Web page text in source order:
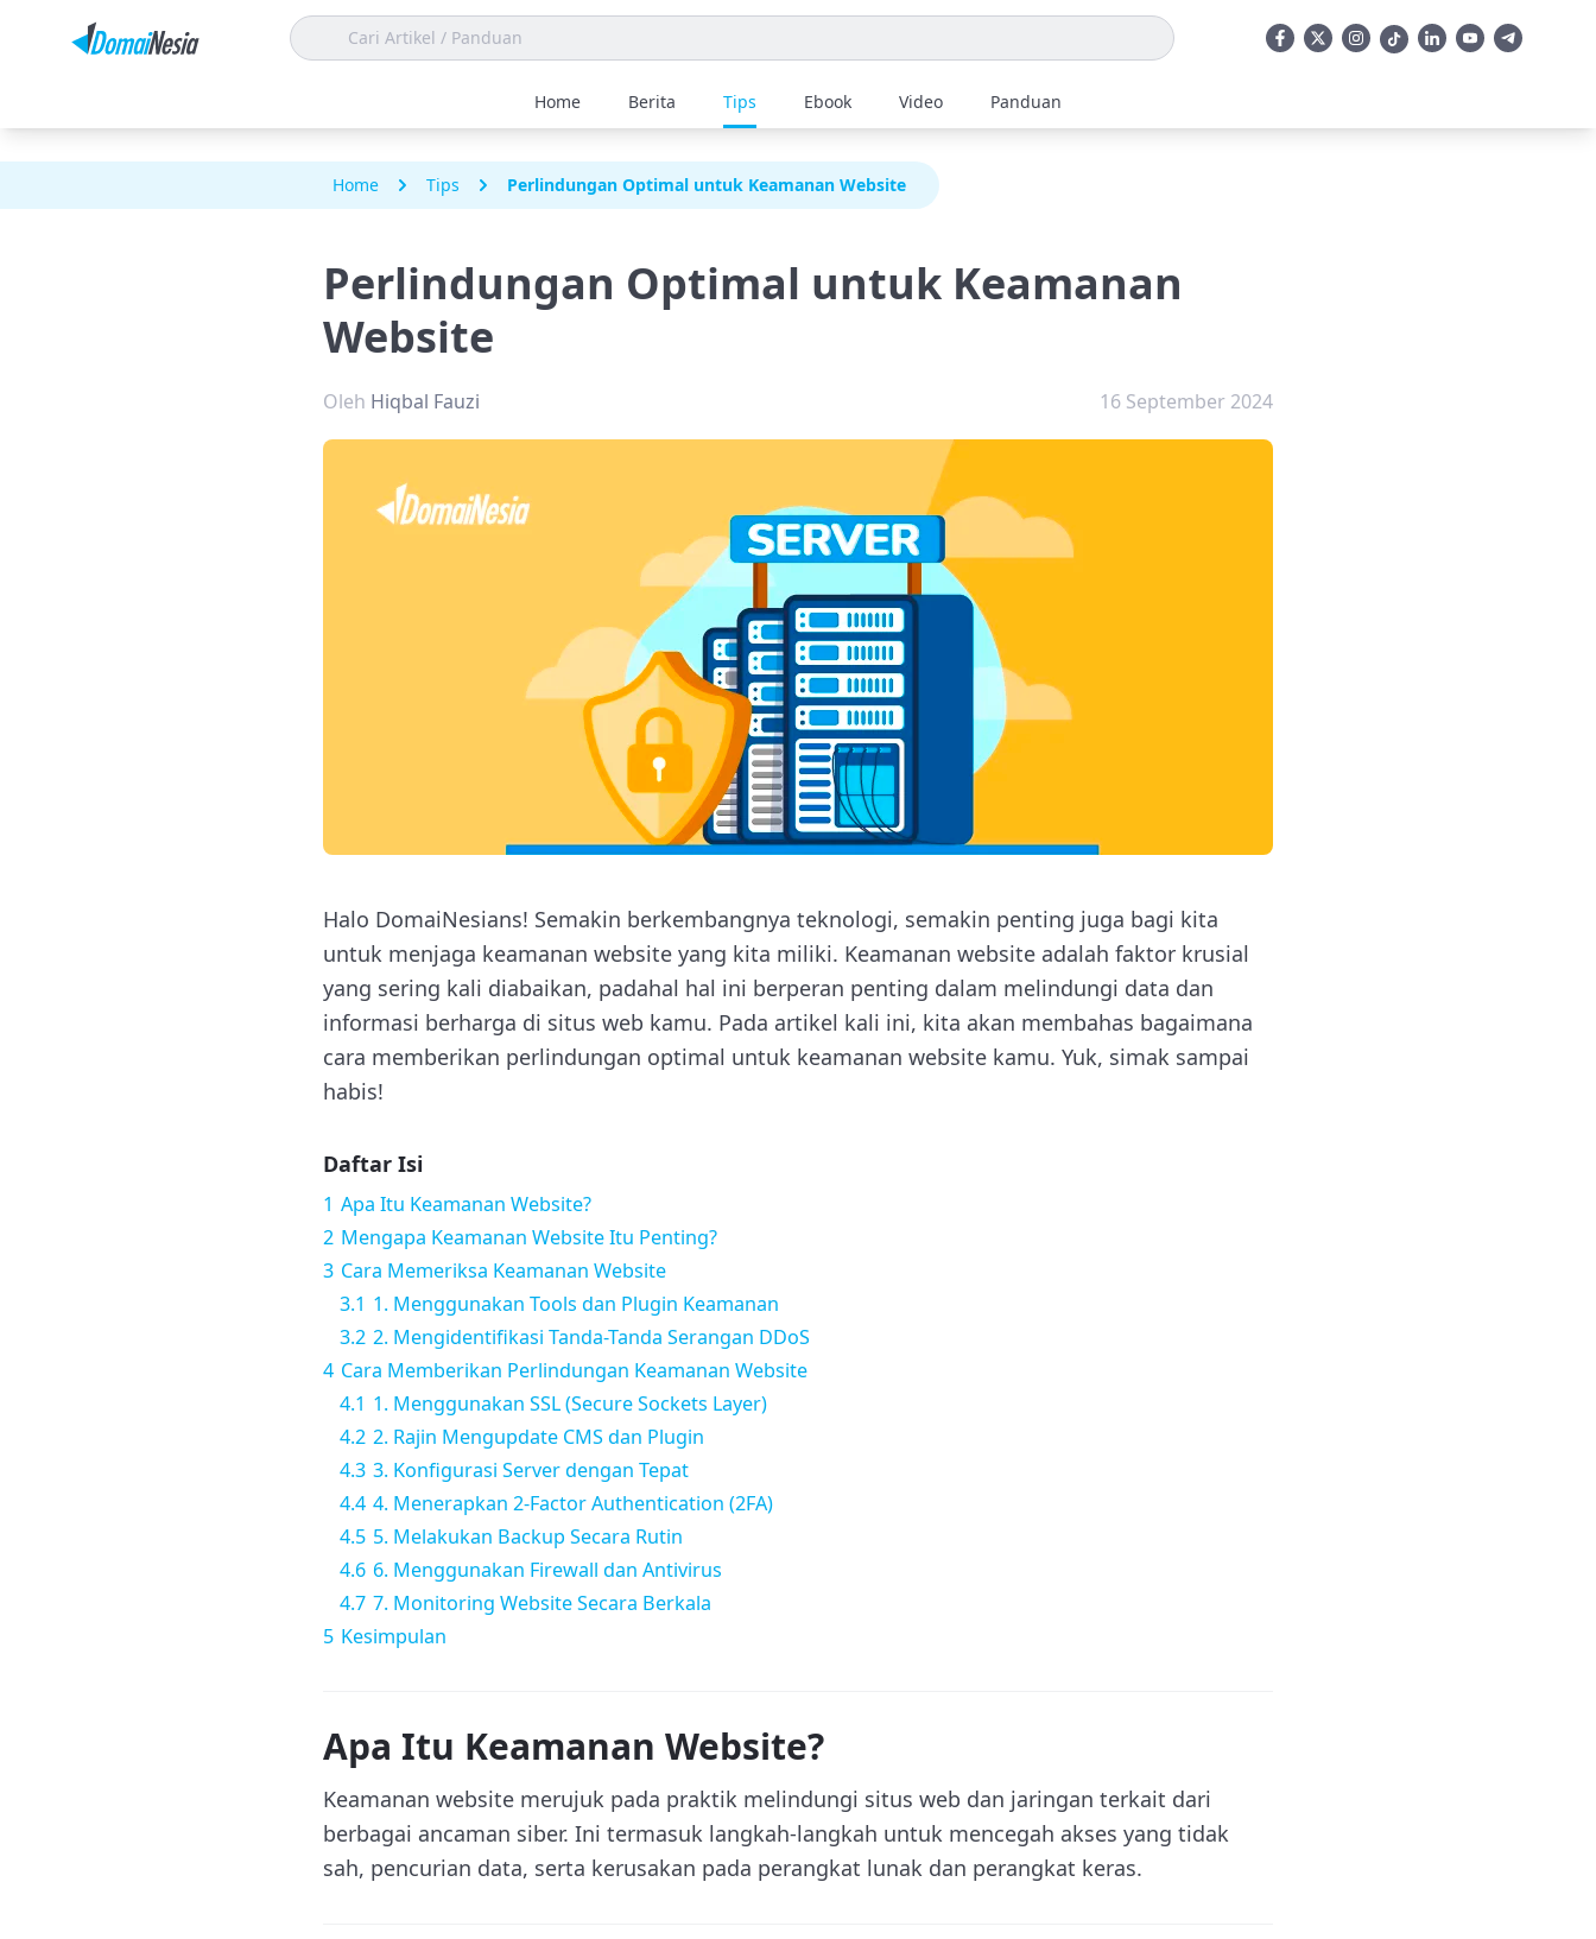
Home Berita Tips Ebook Video Panduan
Home Tips Perlindungan Optimal untuk Keamanan Website
Perlindungan Optimal untuk Keamanan
Website
Oleh Hiqbal Fauzi 16 September 2024
Halo DomaiNesians! Semakin berkembangnya teknologi, semakin penting juga bagi kita
untuk menjaga keamanan website yang kita miliki. Keamanan website adalah faktor krusial
yang sering kali diabaikan, padahal hal ini berperan penting dalam melindungi data dan
informasi berharga di situs web kamu. Pada artikel kali ini, kita akan membahas bagaimana
cara memberikan perlindungan optimal untuk keamanan website kamu. Yuk, simak sampai
habis!
Daftar Isi
1 Apa Itu Keamanan Website?
2 Mengapa Keamanan Website Itu Penting?
3 Cara Memeriksa Keamanan Website
3.1 1. Menggunakan Tools dan Plugin Keamanan
3.2 2. Mengidentifikasi Tanda-Tanda Serangan DDoS
4 Cara Memberikan Perlindungan Keamanan Website
4.1 1. Menggunakan SSL (Secure Sockets Layer)
4.2 2. Rajin Mengupdate CMS dan Plugin
4.3 3. Konfigurasi Server dengan Tepat
4.4 4. Menerapkan 2-Factor Authentication (2FA)
4.5 5. Melakukan Backup Secara Rutin
4.6 6. Menggunakan Firewall dan Antivirus
4.7 7. Monitoring Website Secara Berkala
5 Kesimpulan
Apa Itu Keamanan Website?
Keamanan website merujuk pada praktik melindungi situs web dan jaringan terkait dari
berbagai ancaman siber. Ini termasuk langkah-langkah untuk mencegah akses yang tidak
sah, pencurian data, serta kerusakan pada perangkat lunak dan perangkat keras.